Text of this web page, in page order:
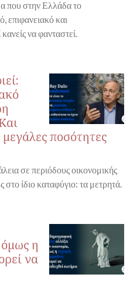
που στην Ελλάδα το
επιφανειακό και
να φανταστεί.
ποσότητες
σε περιόδους οικονομικής
ίδιο καταφύγιο: τα μετρητά.
όμως η
να